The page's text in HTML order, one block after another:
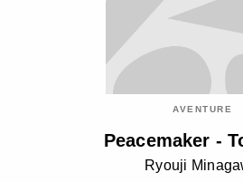
AVENTURE
Peacemaker -
Ryouji